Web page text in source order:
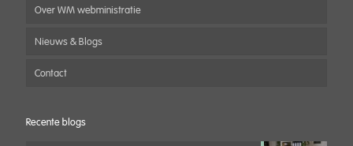
Over WM webministratie
Nieuws & Blogs
Contact
Recente blogs